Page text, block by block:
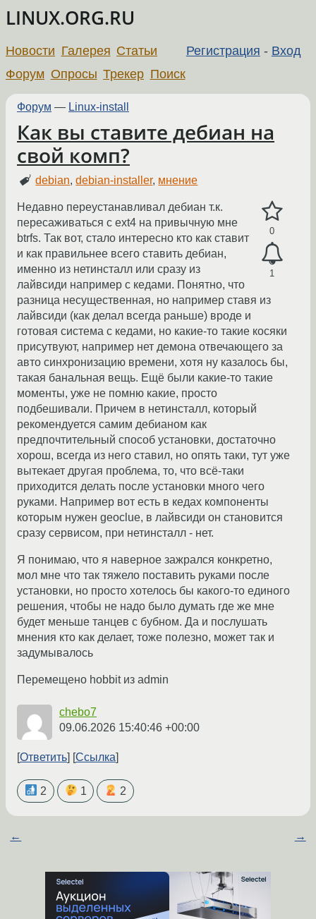
LINUX.ORG.RU
Регистрация - Вход
Новости Галерея Статьи
Форум Опросы Трекер Поиск
Форум — Linux-install
Как вы ставите дебиан на
свой комп?
debian,debian-installer, мнение
0
1
Недавно переустанавливал дебиан т.к.
пересаживаться с ext4 на привычную мне
btrfs. Так вот, стало интересно кто как ставит
и как правильнее всего ставить дебиан,
именно из нетинсталл или сразу из
лайвсиди например с кедами. Понятно, что
разница несущественная, но например ставя из
лайвсиди (как делал всегда раньше) вроде и
готовая система с кедами, но какие-то такие косяки
присутвуют, например нет демона отвечающего за
авто синхронизацию времени, хотя ну казалось бы,
такая банальная вещь. Ещё были какие-то такие
моменты, уже не помню какие, просто
подбешивали. Причем в нетинсталл, который
рекомендуется самим дебианом как
предпочтительный способ установки, достаточно
хорош, всегда из него ставил, но опять таки, тут уже
вытекает другая проблема, то, что всё-таки
приходится делать после установки много чего
руками. Например вот есть в кедах компоненты
которым нужен geoclue, в лайвсиди он становится
сразу сервисом, при нетинсталл - нет.
Я понимаю, что я наверное зажрался конкретно,
мол мне что так тяжело поставить руками после
установки, но просто хотелось бы какого-то единого
решения, чтобы не надо было думать где же мне
будет меньше танцев с бубном. Да и послушать
мнения кто как делает, тоже полезно, может так и
задумывалось
Перемещено hobbit из admin
chebo7
09.06.2026 15:40:46 +00:00
Ответить Ссылка
2 1 2
← →